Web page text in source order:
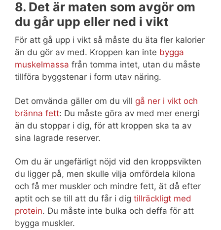
8. Det är maten som avgör om
du går upp eller ned i vikt
För att gå upp i vikt så måste du äta fler kalorier
än du gör av med. Kroppen kan inte bygga
muskelmassa från tomma intet, utan du måste
tillföra byggstenar i form utav näring.
Det omvända gäller om du vill gå ner i vikt och
bränna fett: Du måste göra av med mer energi
än du stoppar i dig, för att kroppen ska ta av
sina lagrade reserver.
Om du är ungefärligt nöjd vid den kroppsvikten
du ligger på, men skulle vilja omfördela kilona
och få mer muskler och mindre fett, ät då efter
aptit och se till att du får i dig tillräckligt med
protein. Du måste inte bulka och deffa för att
bygga muskler.